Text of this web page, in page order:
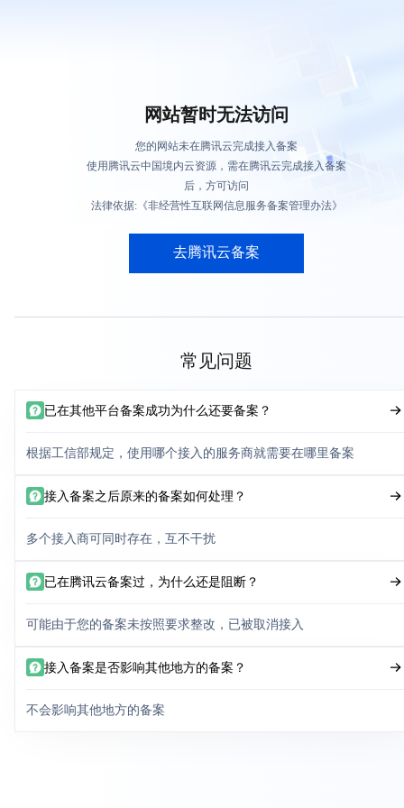
网站暂时无法访问
您的网站未在腾讯云完成接入备案
使用腾讯云中国境内云资源，需在腾讯云完成接入备案
后，方可访问
法律依据:《非经营性互联网信息服务备案管理办法》
去腾讯云备案
常见问题
已在其他平台备案成功为什么还要备案？
根据工信部规定，使用哪个接入的服务商就需要在哪里备案
接入备案之后原来的备案如何处理？
多个接入商可同时存在，互不干扰
已在腾讯云备案过，为什么还是阻断？
可能由于您的备案未按照要求整改，已被取消接入
接入备案是否影响其他地方的备案？
不会影响其他地方的备案